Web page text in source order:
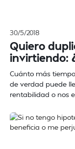
30/5/2018
Quiero
invirtiendo:
Cuánto más
de verdad puede
rentabilidad o nos